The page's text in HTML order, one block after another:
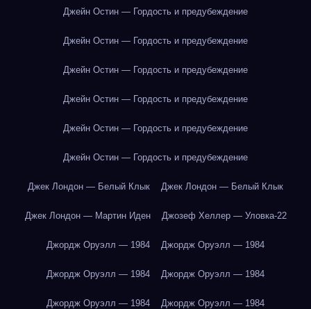
Джейн Остин — Гордость и предубеждение
Джейн Остин — Гордость и предубеждение
Джейн Остин — Гордость и предубеждение
Джейн Остин — Гордость и предубеждение
Джейн Остин — Гордость и предубеждение
Джейн Остин — Гордость и предубеждение
Джек Лондон — Белый Клык Джек Лондон — Белый Клык
Джек Лондон — Мартин Иден Джозеф Хеллер — Уловка-22
Джордж Оруэлл — 1984 Джордж Оруэлл — 1984
Джордж Оруэлл — 1984 Джордж Оруэлл — 1984
Джордж Оруэлл — 1984 Джордж Оруэлл — 1984